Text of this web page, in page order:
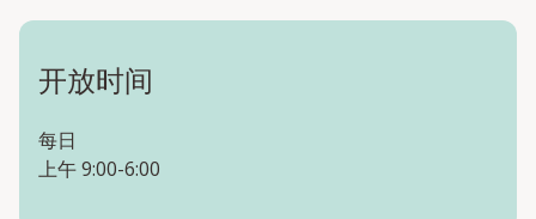
开放时间
每日
上午 9:00-6:00